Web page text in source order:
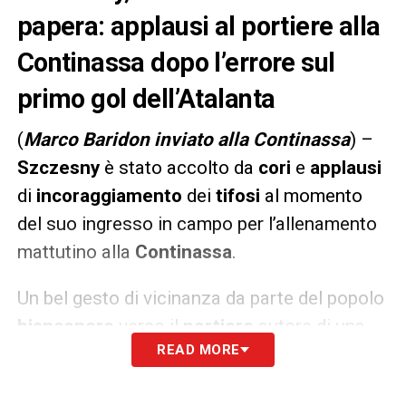
papera: applausi al portiere alla
Continassa dopo l’errore sul
primo gol dell’Atalanta
(Marco Baridon inviato alla Continassa) –
Szczesny è stato accolto da cori e applausi
di incoraggiamento dei tifosi al momento
del suo ingresso in campo per l’allenamento
mattutino alla Continassa.
Un bel gesto di vicinanza da parte del popolo
bianconero
verso il portiere
autore di una
papera sul primo gol dell’Atalanta
READ MORE